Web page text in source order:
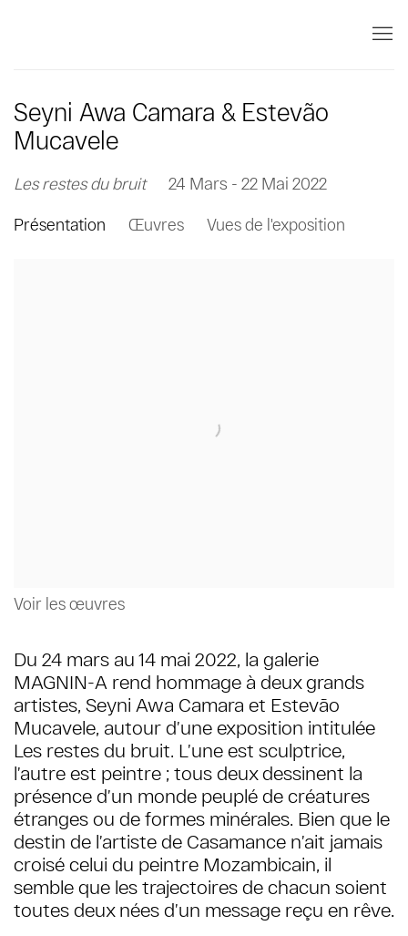
Seyni Awa Camara & Estevão
Mucavele
Les restes du bruit 24 Mars - 22 Mai 2022
Présentation Œuvres Vues de l'exposition
Voir les œuvres
Du 24 mars au 14 mai 2022, la galerie
MAGNIN-A rend hommage à deux grands
artistes, Seyni Awa Camara et Estevão
Mucavele, autour d’une exposition intitulée
Les restes du bruit. L’une est sculptrice,
l’autre est peintre ; tous deux dessinent la
présence d’un monde peuplé de créatures
étranges ou de formes minérales. Bien que le
destin de l’artiste de Casamance n’ait jamais
croisé celui du peintre Mozambicain, il
semble que les trajectoires de chacun soient
toutes deux nées d’un message reçu en rêve.